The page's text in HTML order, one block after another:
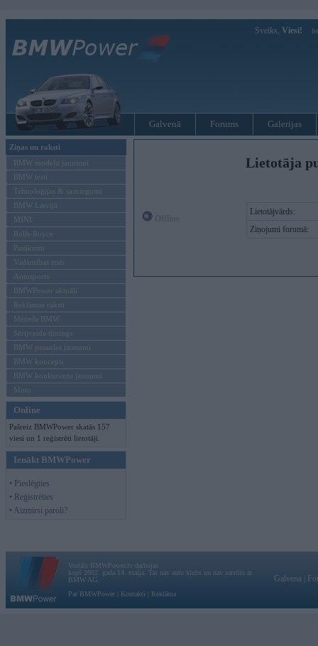
Sveiks, Viesi!
Galvenā Forums Galerijas
Ziņas un raksti
BMW modeļu jaunumi
BMW testi
Tehnoloģijas & sasniegumi
BMW Latvijā
MINI
Rolls-Royce
Pasākumi
Vadāmības tests
Autosports
BMWPower aktuāli
Reklāmas raksti
Mēneša BMW
Sērijveida tūnings
BMW pasaules jaunumi
BMW koncepti
BMW konkurentu jaunumi
Moto
Online
Pašreiz BMWPower skatās 157
viesi un 1 reģistrēti lietotāji.
Ienākt BMWPower
• Pieslēgties
• Reģistrēties
• Aizmirsi paroli?
Lietotāja
Lietotājvārds:
Ziņojumi forumā:
Vortāls BMWPower.lv darbojas
kopš 2002. gada 14. maija. Tas nav auto klubs un nav saistīts ar
BMW AG.
Par BMWPower
Kontakti Reklāma
Galvena